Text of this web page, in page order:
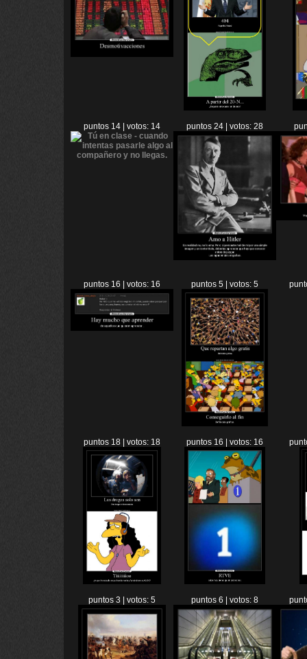
puntos 14 | votos: 14 puntos 24 | votos: 28
puntos 16 | votos: 16 puntos 5 | votos: 5
puntos 18 | votos: 18 puntos 16 | votos: 16
puntos 3 | votos: 5 puntos 6 | votos: 8